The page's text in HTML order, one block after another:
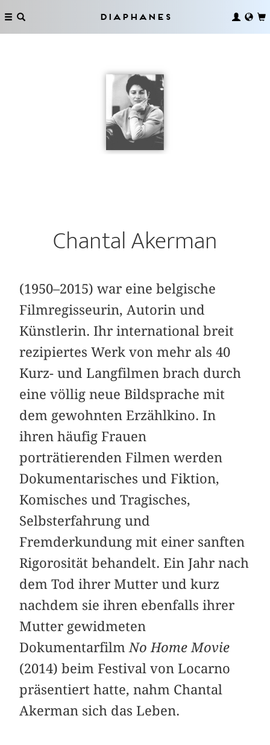
Diaphanes
Chantal Akerman
(1950–2015) war eine belgische
Filmregisseurin, Autorin und
Künstlerin. Ihr international breit
rezipiertes Werk von mehr als 40
Kurz- und Langfilmen brach durch
eine völlig neue Bildsprache mit
dem gewohnten Erzählkino. In
ihren häufig Frauen
porträtierenden Filmen werden
Dokumentarisches und Fiktion,
Komisches und Tragisches,
Selbsterfahrung und
Fremderkundung mit einer sanften
Rigorosität behandelt. Ein Jahr nach
dem Tod ihrer Mutter und kurz
nachdem sie ihren ebenfalls ihrer
Mutter gewidmeten
Dokumentarfilm No Home Movie
(2014) beim Festival von Locarno
präsentiert hatte, nahm Chantal
Akerman sich das Leben.